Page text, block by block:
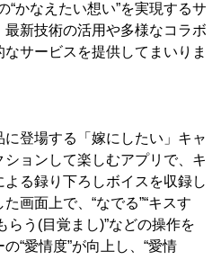
“かなえたい想い”を実現するサ
新技術の活用や多様なコラボ
サービスを提供してまいりま
に登場する「嫁にしたい」キャ
ョンして楽しむアプリで、キ
る録り下ろしボイスを収録し
画面上で、“なでる”“キスす
らう(目覚まし)”などの操作を
“愛情度”が向上し、“愛情